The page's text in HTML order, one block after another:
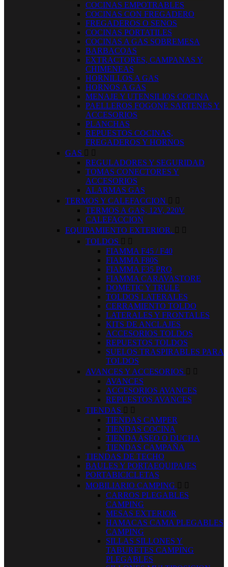
COCINAS EMPOTRABLES
COCINAS CON FREGADERO
FREGADEROS O SENOS
COCINAS PORTATILES
COCINAS A GAS SOBREMESA
BARBACOAS
EXTRACTORES, CAMPANAS Y
CHIMENEAS
HORNILLOS A GAS
HORNOS A GAS
MENAJE Y UTENSILIOS COCINA
PAELLEROS FOGONE SARTENES Y
ACCESORIOS
PLANCHAS
REPUESTOS COCINAS,
FREGADEROS Y HORNOS
GAS  
REGULADORES Y SEGURIDAD
TOMAS CONECTORES Y
ACCESORIOS
ALARMAS GAS
TERMOS Y CALEFACCION  
TERMOS A GAS, 12V, 220V
CALEFACCION
EQUIPAMIENTO EXTERIOR.  
TOLDOS  
FIAMMA F45 / F40
FIAMMA F80S
FIAMMA F35 PRO
FIAMMA CARAVASTORE
DOMETIC Y TRULE
TOLDOS LATERALES
CERRAMIENTO TOLDO
LATERALES Y FRONTALES
KITS DE ANCLAJES
ACCESORIOS TOLDOS
REPUESTOS TOLDOS
SUELOS TRASPIRABLES PARA
TOLDOS
AVANCES Y ACCESORIOS  
AVANCES
ACCESORIOS AVANCES
REPUESTOS AVANCES
TIENDAS  
TIENDAS CAMPER
TIENDAS COCINA
TIENDA ASEO O DUCHA
TIENDAS CAMPAÑA
TIENDAS DE TECHO
BAULES Y PORTAEQUIPAJES
PORTABICICLETAS
MOBILIARIO CAMPING  
CARROS PLEGABLES
CAMPING
MESAS EXTERIOR
HAMACAS CAMA PLEGABLES
CAMPING
SILLAS SILLONES Y
TABURETES CAMPING
PLEGABLES